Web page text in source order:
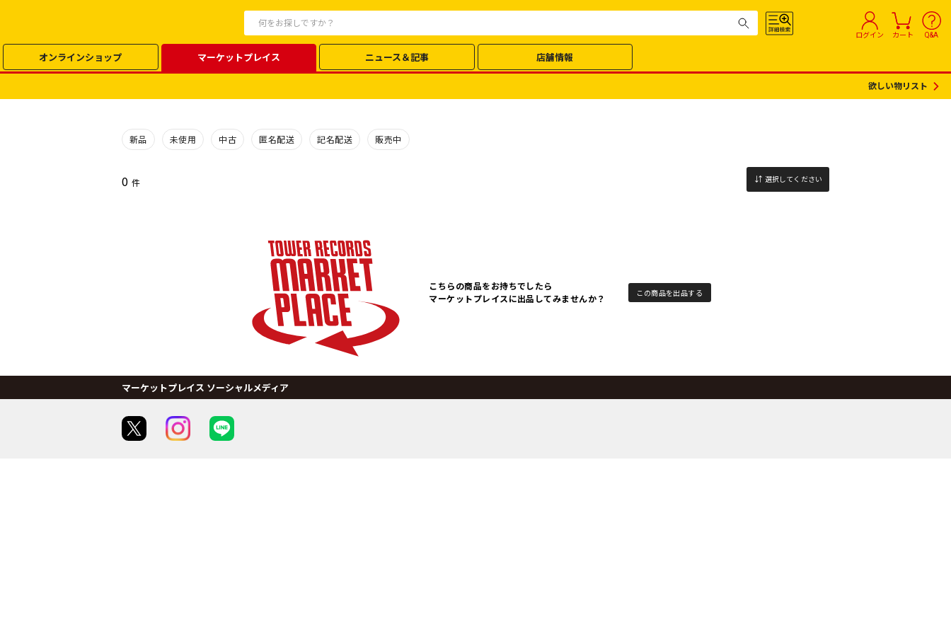
ログイン カート Q&A
オンラインショップ マーケットプレイス ニュース＆記事 店舗情報
欲しい物リスト
新品 未使用 中古 匿名配送 記名配送 販売中
0 件 選択してください
こちらの商品をお持ちでしたら
マーケットプレイスに出品してみませんか？
この商品を出品する
マーケットプレイス ソーシャルメディア